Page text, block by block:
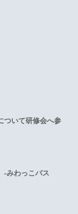
ついて研修会へ参
-みわっこバス